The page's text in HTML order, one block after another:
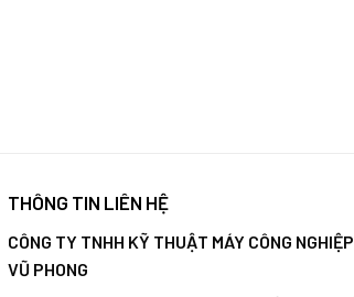
THÔNG TIN LIÊN HỆ
CÔNG TY TNHH KỸ THUẬT MÁY CÔNG NGHIỆP
VŨ PHONG